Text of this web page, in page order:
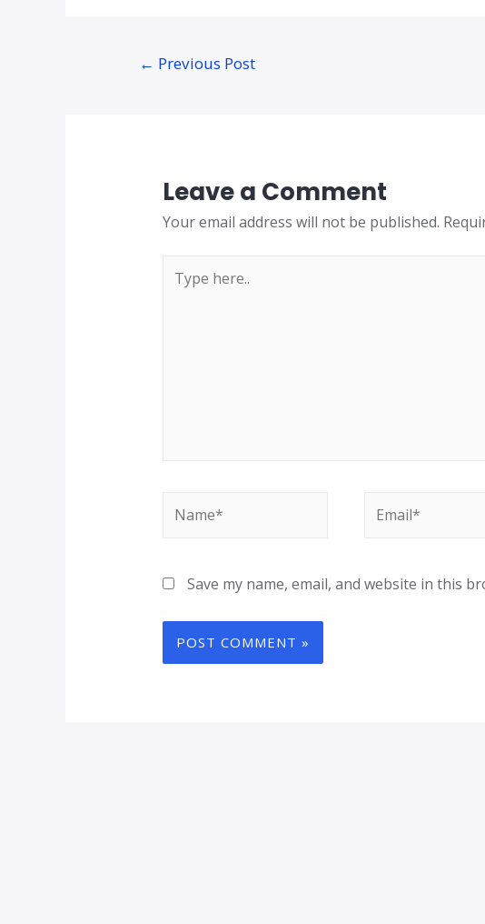
← Previous Post
Leave a Comment
Your email address will not be published.
here..
Save my name, email, and website in this